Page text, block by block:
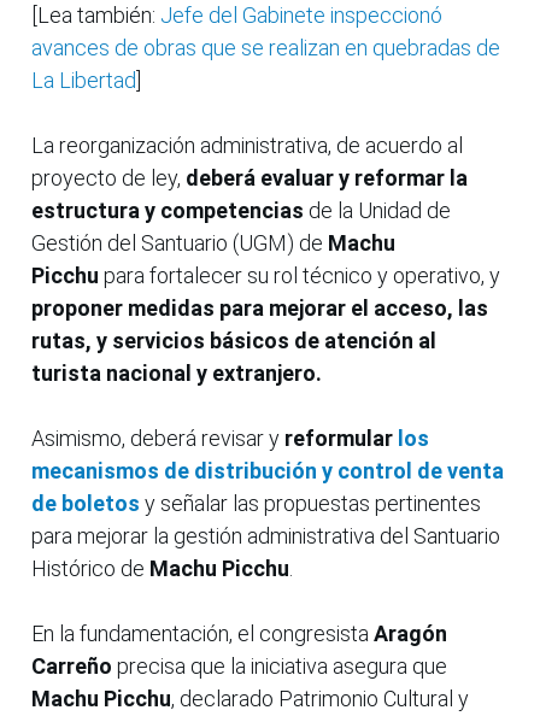
[Lea también: Jefe del Gabinete inspeccionó
avances de obras que se realizan en quebradas de
La Libertad
La reorganización administrativa, de acuerdo al
proyecto de ley, deberá evaluar y reformar la
estructura y competencias de la Unidad de
Gestión del Santuario (UGM) de Machu
Picchu para fortalecer su rol técnico y operativo, y
proponer medidas para mejorar el acceso, las
rutas, y servicios básicos de atención al
turista nacional y extranjero.
Asimismo, deberá revisar y reformular los
mecanismos de distribución y control de venta
de boletos y señalar las propuestas pertinentes
para mejorar la gestión administrativa del Santuario
Histórico de Machu Picchu
En la fundamentación, el congresista Aragón
Carreño precisa que la iniciativa asegura que
Machu Picchu, declarado Patrimonio Cultural y